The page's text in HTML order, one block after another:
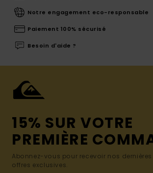
Notre engagement eco-responsable
Paiement 100% sécurisé
Besoin d'aide ?
15% SUR VOTRE
PREMIÈRE
Abonnez-vous pour recevoir nos
offres exclusives.